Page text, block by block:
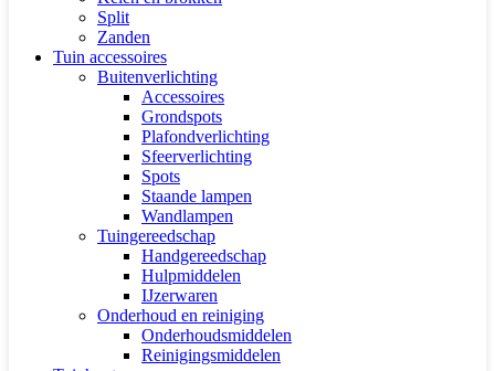
Split
Zanden
Tuin accessoires
Buitenverlichting
Accessoires
Grondspots
Plafondverlichting
Sfeerverlichting
Spots
Staande lampen
Wandlampen
Tuingereedschap
Handgereedschap
Hulpmiddelen
IJzerwaren
Onderhoud en reiniging
Onderhoudsmiddelen
Reinigingsmiddelen